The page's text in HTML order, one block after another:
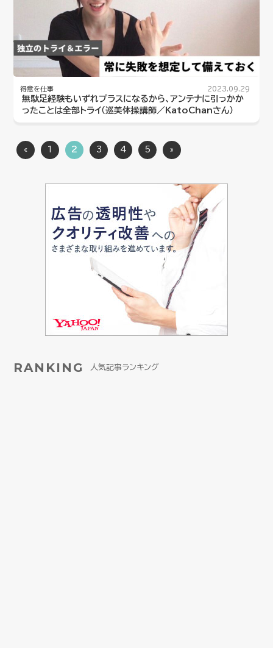
得意を仕事 2023.09.29
無駄足経験もいずれプラスになるから、アンテナに引っかか
ったことは全部トライ（巡美体操講師／KatoChanさん）
« 1 2 3 4 5 »
RANKING 人気記事ランキング